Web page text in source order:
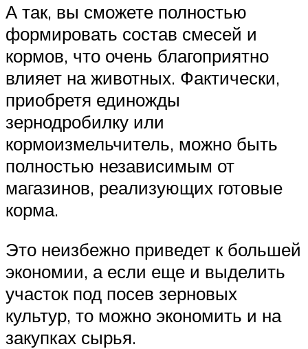
А так, вы сможете полностью
формировать состав смесей и
кормов, что очень благоприятно
влияет на животных. Фактически,
приобретя единожды
зернодробилку или
кормоизмельчитель, можно быть
полностью независимым от
магазинов, реализующих готовые
корма.
Это неизбежно приведет к большей
экономии, а если еще и выделить
участок под посев зерновых
культур, то можно экономить и на
закупках сырья.